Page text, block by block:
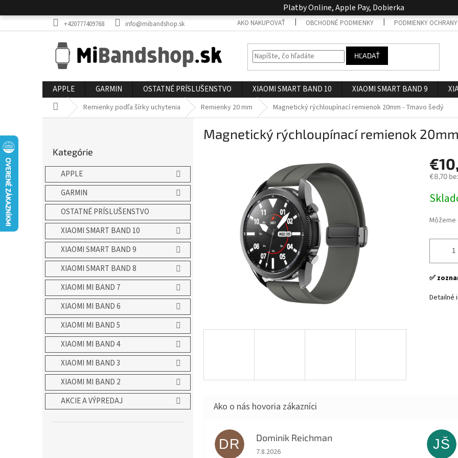
na
Platby Online, Apple Pay, Dobierka
+420777409768 info@mibandshop.sk AKO NAKUPOVAŤ OBCHODNÉ PODMIENKY PODMIENKY OCHRANY
HĽADAŤ
APPLE GARMIN OSTATNÉ PRÍSLUŠENSTVO XIAOMI SMART BAND 10 XIAOMI SMART BAND 9
DomovRemienky podľa šírky uchytenia Remienky 20 mm Magnetický rýchloupínací remienok 20mm - Tmavo šedý
ý
p
n
kategórie
Kategórie
APPLE
GARMIN
OSTATNÉ PRÍSLUŠENSTVO
XIAOMI SMART BAND 10
XIAOMI SMART BAND 9
XIAOMI SMART BAND 8
XIAOMI MI BAND 7
XIAOMI MI BAND 6
XIAOMI MI BAND 5
XIAOMI MI BAND 4
XIAOMI MI BAND 3
XIAOMI MI BAND 2
AKCIE A VÝPREDAJ
Magnetický rýchloupínací remienok
€8,70
cena:
✅
Detailné
DR Dominik Reichman
Hodnotenie obchodu je 5 z 5 hviezdičiek.
7.8.2026 JŠ